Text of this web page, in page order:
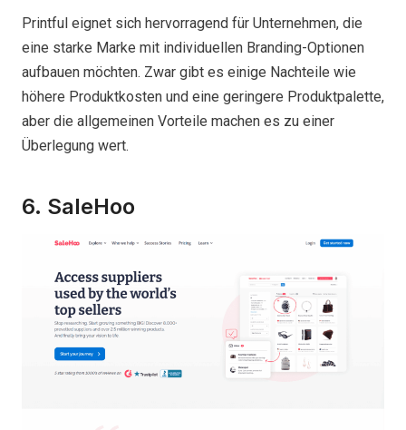
Printful eignet sich hervorragend für Unternehmen, die
eine starke Marke mit individuellen Branding-Optionen
aufbauen möchten. Zwar gibt es einige Nachteile wie
höhere Produktkosten und eine geringere Produktpalette,
aber die allgemeinen Vorteile machen es zu einer
Überlegung wert.
6. SaleHoo